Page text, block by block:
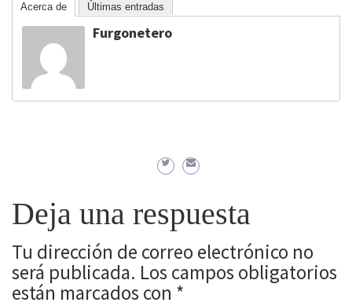
Acerca de Últimas entradas
Furgonetero
Deja una respuesta
Tu dirección de correo electrónico no
será publicada. Los campos obligatorios
están marcados con *